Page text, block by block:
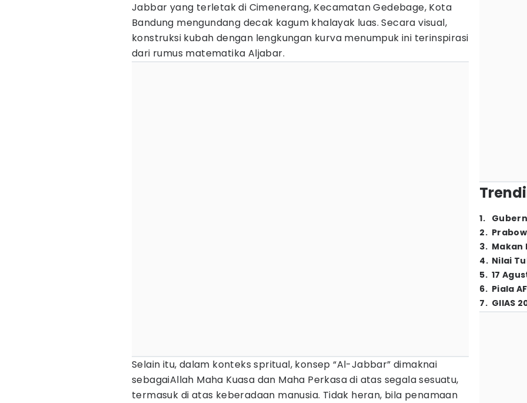
Jabbar yang terletak di Cimenerang, Kecamatan Gedebage, Kota
Bandung mengundang decak kagum khalayak luas. Secara visual,
konstruksi kubah dengan lengkungan kurva menumpuk ini terinspirasi
dari rumus matematika Aljabar.
Selain itu, dalam konteks spritual, konsep “Al-Jabbar” dimaknai
sebagaiAllah Maha Kuasa dan Maha Perkasa di atas segala sesuatu,
termasuk di atas keberadaan manusia. Tidak heran, bila penamaan
1.
2.
3. Makan
4. Nilai
5. 17
6. Piala
7. GIIAS